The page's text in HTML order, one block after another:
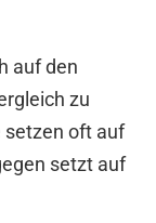
auf den
zu
setzen oft auf
setzt auf